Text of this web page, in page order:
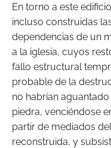
En torno a este
incluso construidas
dependencias de un
a la iglesia, cuyos
fallo estructural
probable de la
no habrían
piedra, venciéndose
partir de mediados
reconstruida, y